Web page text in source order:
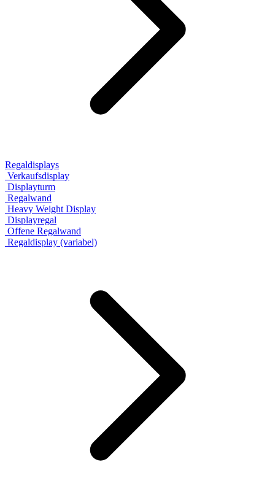
Regaldisplays
Verkaufsdisplay
Displayturm
Regalwand
Heavy Weight Display
Displayregal
Offene Regalwand
Regaldisplay (variabel)